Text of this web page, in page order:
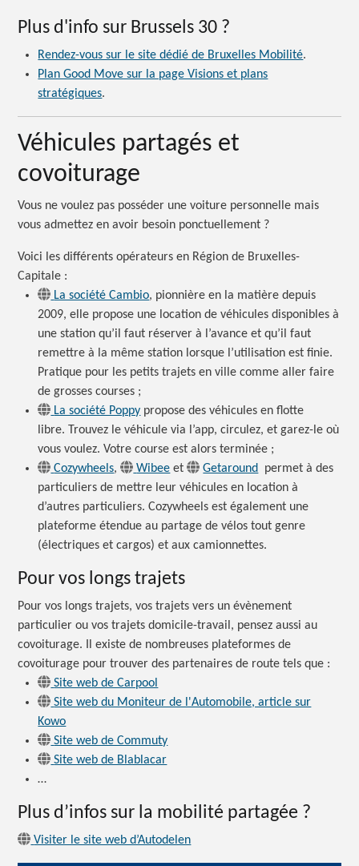
Plus d'info sur Brussels 30 ?
Rendez-vous sur le site dédié de Bruxelles Mobilité.
Plan Good Move sur la page Visions et plans
stratégiques.
Véhicules partagés et
covoiturage
Vous ne voulez pas posséder une voiture personnelle mais
vous admettez en avoir besoin ponctuellement ?
Voici les différents opérateurs en Région de Bruxelles-
Capitale :
La société Cambio, pionnière en la matière depuis
2009, elle propose une location de véhicules disponibles à
une station qu’il faut réserver à l’avance et qu’il faut
remettre à la même station lorsque l’utilisation est finie.
Pratique pour les petits trajets en ville comme aller faire
de grosses courses ;
La société Poppy propose des véhicules en flotte
libre. Trouvez le véhicule via l’app, circulez, et garez-le où
vous voulez. Votre course est alorsterminée ;
Cozywheels, Wibee et Getaround permet à des
particuliers de mettre leur véhicules en location à
d’autres particuliers. Cozywheels est également une
plateforme étendue au partage de vélos tout genre
(électriques et cargos) et aux camionnettes.
Pour vos longs trajets
Pour vos longs trajets, vos trajets vers un évènement
particulier ou vos trajets domicile-travail, pensez aussi au
covoiturage. Il existe de nombreuses plateformes de
covoiturage pour trouver des partenaires de route telsque :
Site web de Carpool
Site web du Moniteur de l'Automobile, article sur
Kowo
Site web de Commuty
Site web de Blablacar
…
Plus d’infos sur la mobilité partagée ?
Visiter le site web d’Autodelen